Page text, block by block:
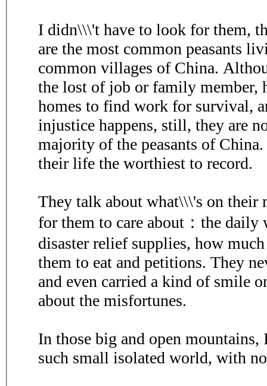
I didn\\\'t have to look for them,
are the most common peasants
common villages of China.
the lost of job or family member,
homes to find work for survival,
injustice happens, still, they are
majority of the peasants of
their life the worthiest to record.
They talk about what\\\'s on
for them to care about：the daily
disaster relief supplies, how
them to eat and petitions. They
and even carried a kind of smile
about the misfortunes.
In those big and open
such small isolated world, with